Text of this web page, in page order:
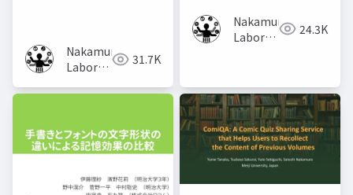
Nakamura
Laboratory
University)
31.7K
Nakamura
Laboratory 24.3K